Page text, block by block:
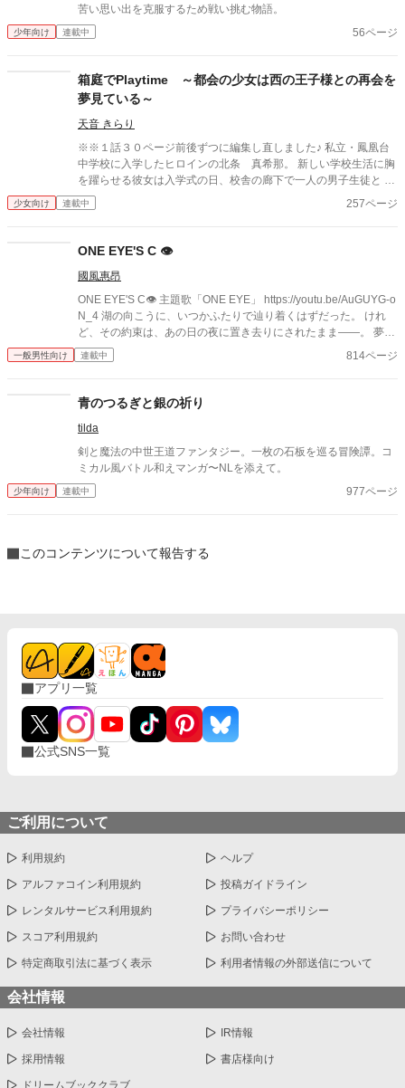
苦い思い出を克服するため戦い挑む物語。
少年向け 連載中 56ページ
箱庭でPlaytime ～都会の少女は西の王子様との再会を
夢見ている～
天音 きらり
※※１話３０ページ前後ずつに編集し直しました♪ 私立・鳳凰台
中学校に入学したヒロインの北条 真希那。 新しい学校生活に胸
を躍らせる彼女は入学式の日、校舎の廊下で一人の男子生徒と 運
命的な出会いを果たします。 彼の名は「宮本 琉輝翔」 世界を牛
耳る「宮本コンツェルン」のスーパーセレブ御曹司であった。 彼
三銃士」として 絶大な人気を集める超有名人です。 真希那は琉輝
良くなれるなんて！」と、夢のような学校生活に喜びを隠せませ
ん。 しかし、優しくて完璧に見える彼らには誰にも言えない恐ろ
しい「裏の顔」が隠されていたのです――。 タイトルが長いので
｢はこプレ｣、｢プレイタイム・リユニオン｣とでもしておきます☆
少女向け 連載中 257ページ
ONE EYE'S C 👁️
國風惠昂
ONE EYE'S C👁️ 主題歌「ONE EYE」 https://youtu.be/AuGUYG-o
N_4 湖の向こうに、いつかふたりで辿り着くはずだった。 けれ
ど、その約束は、あの日の夜に置き去りにされたまま——。 夢の
続きを走るのは、片目の光だけを灯すセリカ。 眠りの中で、それ
でも尚、誓いを守ろうとする誰かの魂。 気づいたときにはもう、
残された“囁き”を聴く者がいた。 この道を駆けた意味を、知るた
一般男性向け 連載中 814ページ
青のつるぎと銀の祈り
tilda
剣と魔法の中世王道ファンタジー。一枚の石板を巡る冒険譚。コ
ミカル風バトル和えマンガ〜NLを添えて。
少年向け 連載中 977ページ
このコンテンツについて報告する
アプリ一覧
公式SNS一覧
ご利用について
利用規約 ヘルプ
アルファコイン利用規約 投稿ガイドライン
レンタルサービス利用規約 プライバシーポリシー
スコア利用規約 お問い合わせ
特定商取引法に基づく表示 利用者情報の外部送信について
会社情報
会社情報 IR情報
採用情報 書店様向け
ドリームブッククラブ